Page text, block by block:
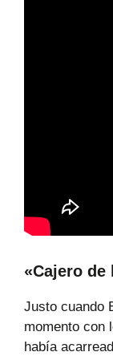
«Cajero de
Justo cuando
momento con
había